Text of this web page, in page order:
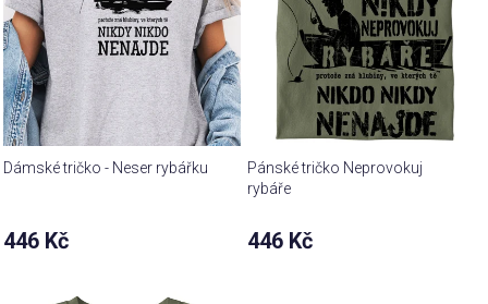
Dámské tričko - Neser rybářku
446 Kč
Pánské tričko Neprovokuj
rybáře
446 Kč